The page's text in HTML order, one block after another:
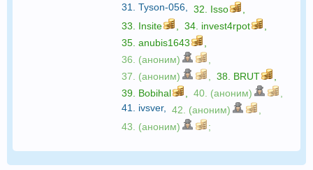
31. Tyson-056 32. Isso
33. Insite 34. invest4rpot
35. anubis1643
36. (аноним)
37. (аноним)
38. BRUT
39. Bobihal 40. (аноним)
41. ivsver, 42. (аноним)
43. (аноним)
;